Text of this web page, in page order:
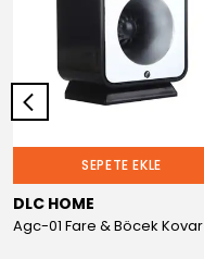
SEPETE EKLE
DLC HOME
Agc-01 Fare & Böcek Kovar